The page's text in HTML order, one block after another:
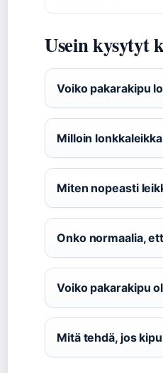
Usein kysytyt
Voiko pakarakipu
Milloin
Miten nopeasti
Onko normaalia,
Voiko pakarakipu
Mitä tehdä, jos